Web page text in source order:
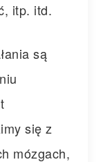
itp. itd.
są
się z
mózgach,